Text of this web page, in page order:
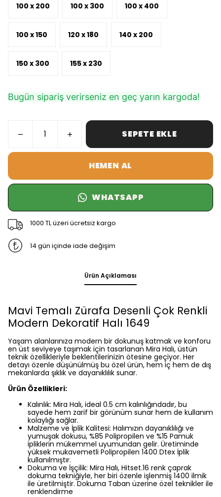
100 x 200 100 x 300 100 x 400
100 x 150 120 x 180 140 x 200
150 x 300 155 x 230
Bugün sipariş verirseniz en geç yarın kargoda!
SEPETE EKLE
HEMEN AL
WHATSAPP
1000 TL üzeri ücretsiz kargo
14 gün içinde iade değişim
Ürün Açıklaması
Mavi Temalı Zürafa Desenli Çok Renkli
Modern Dekoratif Halı 1649
Yaşam alanlarınıza modern bir dokunuş katmak ve konforu
en üst seviyeye taşımak için tasarlanan Mira Halı, üstün
teknik özellikleriyle beklentilerinizin ötesine geçiyor. Her
detayı özenle düşünülmüş bu özel ürün, hem iç hem de dış
mekanlarda şıklık ve dayanıklılık sunar.
Ürün Özellikleri:
Kalınlık: Mira Halı, ideal 0.5 cm kalınlığındadır, bu
sayede hem zarif bir görünüm sunar hem de kullanım
kolaylığı sağlar.
Malzeme ve İplik Kalitesi: Halımızın dayanıklılığı ve
yumuşak dokusu, %85 Polipropilen ve %15 Pamuk
ipliklerin mükemmel uyumundan gelir. Üretiminde
yüksek mukavemetli Polipropilen 1400 Dtex İplik
kullanılmıştır.
Dokuma ve İşçilik: Mira Halı, Hitset.16 renk çaprak
dokuma tekniğiyle, her biri özenle işlenmiş 1400 ilmik
ile üretilmiştir. Dokuma Taban üzerine özel teknikler ile
renklendirme